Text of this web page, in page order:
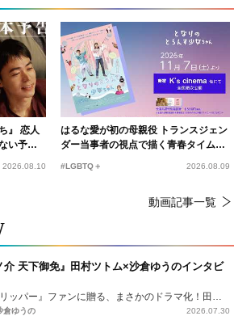
』 恋人
い予告
2026.08.10
はるな愛が初の母親役 トランスジェン
ダー当事者の視点で描く青春タイムス
#LGBTQ＋ 2026.08.09
動画記事一覧
介 天下御免』田村ツトム×沙倉ゆうのインタビ
『侍タイムスリッパー』ファンに贈る、まさかのドラマ化！田村ツトム×沙倉ゆうのが語る『心配無用ノ介』撮影秘話
倉ゆうの 2026.07.30